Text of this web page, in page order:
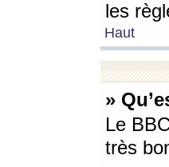
les
Haut
»
Le
très